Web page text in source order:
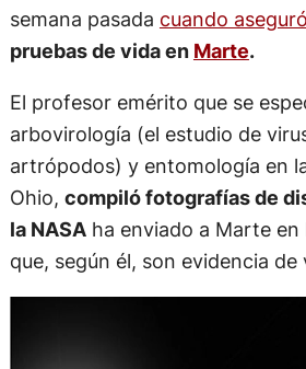
semana pasada cuando aseguró
pruebas de vida en Marte.
El profesor emérito que se
arbovirología (el estudio de
artrópodos) y entomología en
Ohio, compiló fotografías de
la NASAha enviado a Marte en
que, según él, son evidencia de